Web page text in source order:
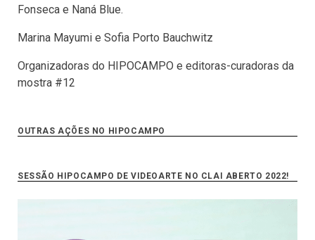
Fonseca e Naná Blue.
Marina Mayumi e Sofia Porto Bauchwitz
Organizadoras do HIPOCAMPO e editoras-curadoras da
mostra #12
OUTRAS AÇÕES NO HIPOCAMPO
SESSÃO HIPOCAMPO DE VIDEOARTE NO CLAI ABERTO 2022!